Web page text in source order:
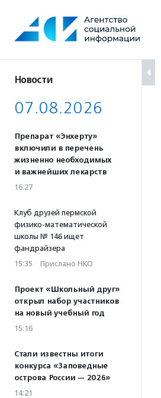
содержанию
Новости
07.08.2026
Препарат «Энхерту»
включили в перечень
жизненно необходимых
и важнейших лекарств
16:27
Клуб друзей пермской
физико-математической
школы № 146 ищет
фандрайзера
15:35 · Прислано НКО
Проект «Школьный друг»
открыл набор участников
на новый учебный год
15:16
Стали известны итоги
конкурса «Заповедные
острова России — 2026»
14:21